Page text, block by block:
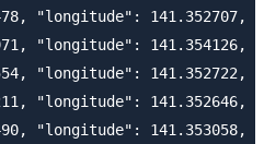
"longitude": 141.352707,
"longitude": 141.354126,
"longitude": 141.352722,
"longitude": 141.352646,
"longitude": 141.353058,